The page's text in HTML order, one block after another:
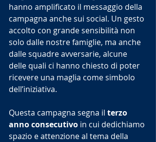
hanno amplificato il messaggio della
campagna anche sui social. Un gesto
accolto con grande sensibilità non
solo dalle nostre famiglie, ma anche
dalle squadre avversarie, alcune
delle quali ci hanno chiesto di poter
ricevere una maglia come simbolo
dell’iniziativa.
Questa campagna segna il terzo
anno consecutivo in cui dedichiamo
spazio e attenzione al tema della